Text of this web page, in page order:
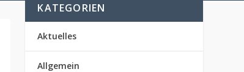
KATEGORIEN
Aktuelles
Allgemein